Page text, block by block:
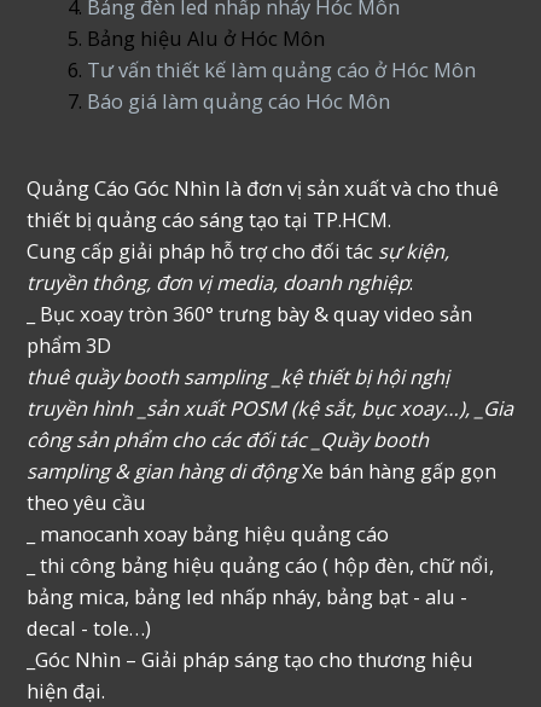
Bảng đèn led nhấp nháy Hóc Môn
Bảng hiệu Alu ở Hóc Môn
Tư vấn thiết kế làm quảng cáo ở Hóc Môn
Báo giá làm quảng cáo Hóc Môn
Quảng Cáo Góc Nhìn là đơn vị sản xuất và cho thuê
thiết bị quảng cáo sáng tạo tại TP.HCM.
Cung cấp giải pháp hỗ trợ cho đối tác sự kiện,
truyền thông, đơn vị media, doanh nghiệp:
_ Bục xoay tròn 360° trưng bày & quay video sản
phẩm 3D
thuê quầy booth sampling _kệ thiết bị hội nghị
truyền hình _sản xuất POSM (kệ sắt, bục xoay…), _Gia
công sản phẩm cho các đối tác _Quầy booth
sampling & gian hàng di độngXe bán hàng gấp gọn
theo yêu cầu
_ manocanh xoay bảng hiệu quảng cáo
_ thi công bảng hiệu quảng cáo ( hộp đèn, chữ nổi,
bảng mica, bảng led nhấp nháy, bảng bạt - alu -
decal - tole…)
_Góc Nhìn – Giải pháp sáng tạo cho thương hiệu
hiện đại.